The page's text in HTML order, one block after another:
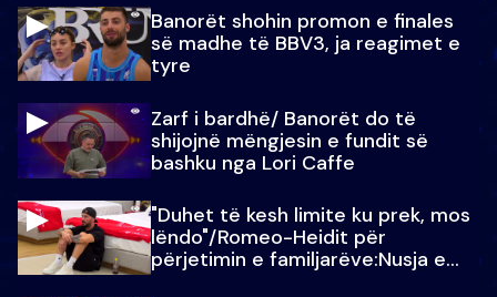
Banorët shohin promon e finales
së madhe të BBV3, ja reagimet e
tyre
Zarf i bardhë/ Banorët do të
shijojnë mëngjesin e fundit së
bashku nga Lori Caffe
"Duhet të kesh limite ku prek, mos
lëndo"/Romeo-Heidit për
përjetimin e familjarëve:Nusja e